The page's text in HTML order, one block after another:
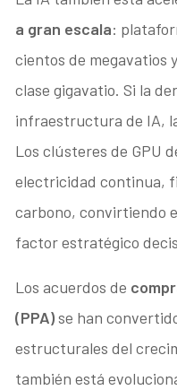
a gran escala:
cientos de megavatios
clase gigavatio. Si la
infraestructura de IA,
Los clústeres de GPU
electricidad continua,
carbono, convirtiendo
factor estratégico
Los acuerdos de
(PPA)se han
estructurales del
también está